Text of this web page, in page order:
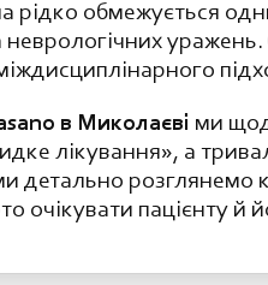
рідко обмежується
неврологічних
в Миколаєві ми
лікування», а
детально розглянемо
очікувати пацієнту й